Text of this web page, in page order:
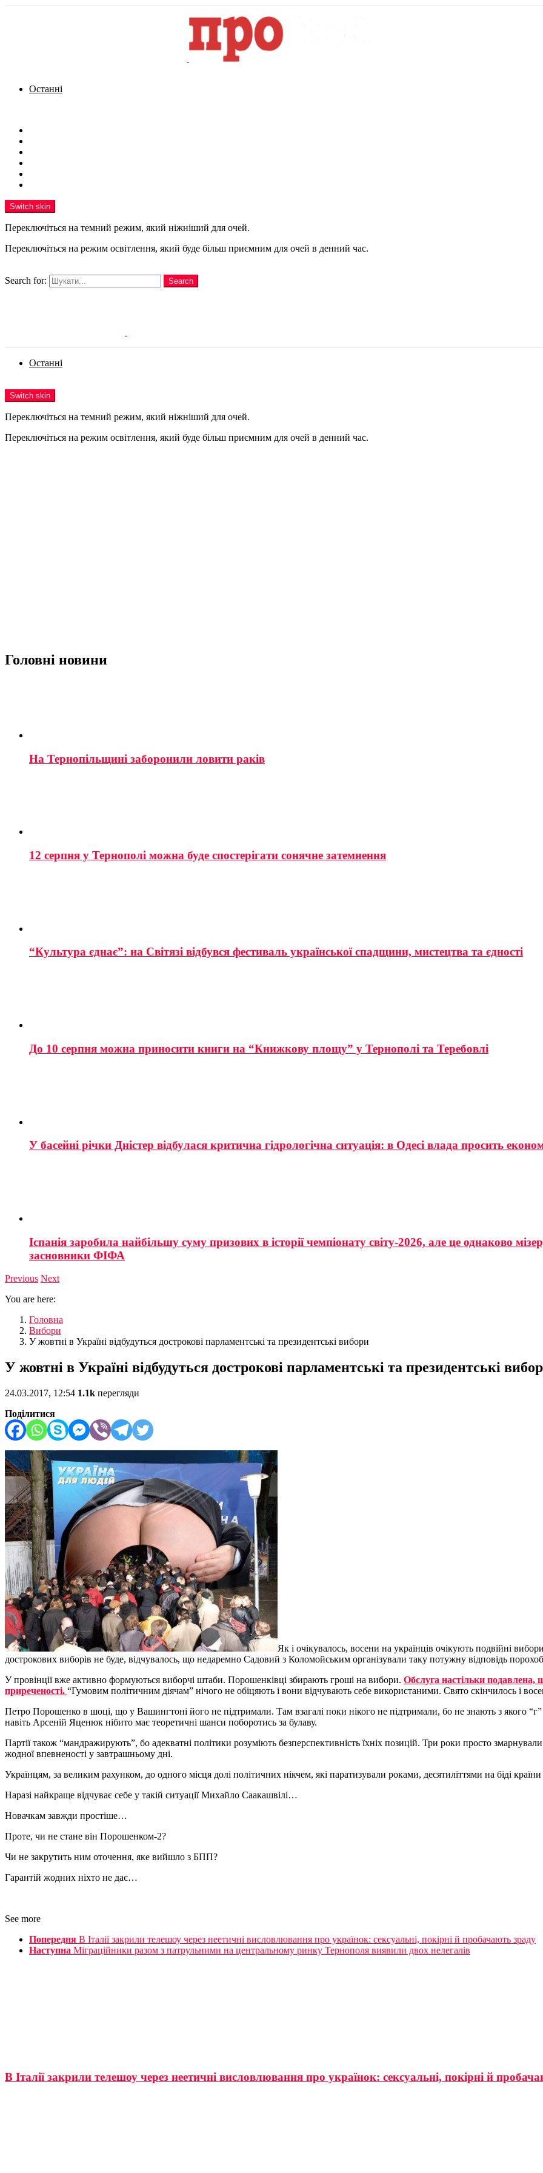
Останні
Switch skin
Переключіться на темний режим, який ніжніший для очей.
Переключіться на режим освітлення, який буде більш приємним для очей в денний час.
Search for:
Search
Останні
Switch skin
Переключіться на темний режим, який ніжніший для очей.
Переключіться на режим освітлення, який буде більш приємним для очей в денний час.
Головні новини
На Тернопільщині заборонили ловити раків
12 серпня у Тернополі можна буде спостерігати сонячне затемнення
“Культура єднає”: на Світязі відбувся фестиваль української спадщини, мистецтва та єдності
До 10 серпня можна приносити книги на “Книжкову площу” у Тернополі та Теребовлі
У басейні річки Дністер відбулася критична гідрологічна ситуація: в Одесі влада просить
Іспанія заробила найбільшу суму призових в історії чемпіонату світу-2026, але це однаково
засновники ФІФА
Previous Next
You are here:
Головна
Вибори
У жовтні в Україні відбудуться дострокові парламентські та президентські вибори
У жовтні в Україні відбудуться дострокові парламентські та президентські
24.03.2017, 12:54 1.1k перегляди
Поділитися
Як і очікувалось, восени на українців очікують подвійні
дострокових виборів не буде, відчувалось, що недаремно Садовий з Коломойським організували таку потужну відповідь
У провінції вже активно формуються виборчі штаби. Порошенківці збирають гроші на вибори. Обслуга настільки подавлена,
приреченості. “Гумовим політичним діячам” нічого не обіцяють і вони відчувають себе використаними. Свято скінчилось і
Петро Порошенко в шоці, що у Вашингтоні його не підтримали. Там взагалі поки нікого не підтримали, бо не знають з якого
навіть Арсеній Яценюк нібито має теоретичні шанси поборотись за булаву.
Партії також “мандражирують”, бо адекватні політики розуміють безперспективність їхніх позицій. Три роки просто
жодної впевненості у завтрашньому дні.
Українцям, за великим рахунком, до одного місця долі політичних нікчем, які паратизували роками, десятиліттями на біді
Наразі найкраще відчуває себе у такій ситуації Михайло Саакашвілі…
Новачкам завжди простіше…
Проте, чи не стане він Порошенком-2?
Чи не закрутить ним оточення, яке вийшло з БПП?
Гарантій жодних ніхто не дає…
See more
Попередня В Італії закрили телешоу через неетичні висловлювання про українок: сексуальні, покірні й пробачають зраду
Наступна Міграційники разом з патрульними на центральному ринку Тернополя виявили двох нелегалів
В Італії закрили телешоу через неетичні висловлювання про українок: сексуальні, покірні й